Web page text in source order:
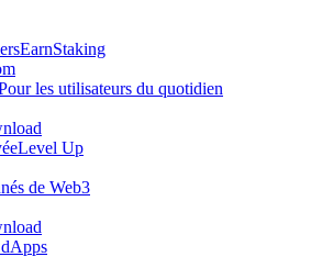
EarnStaking
les utilisateurs du quotidien
Level Up
de Web3